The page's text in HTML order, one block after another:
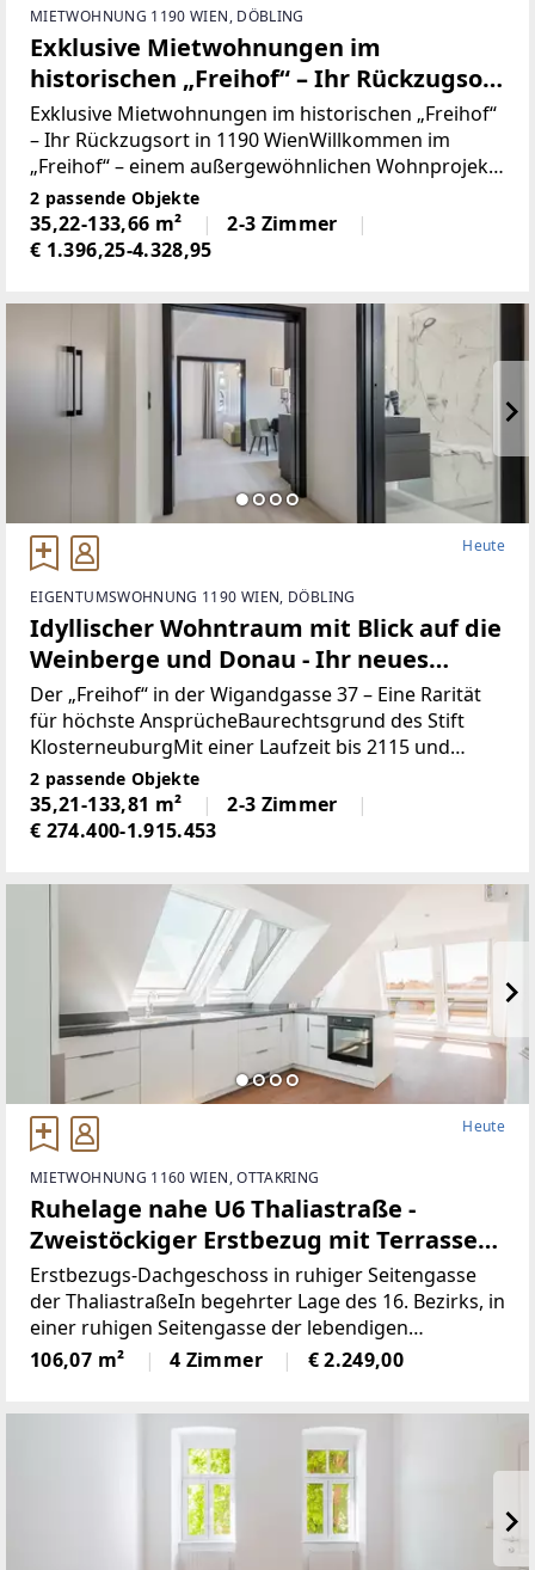
MIETWOHNUNG 1190 WIEN, DÖBLING
Exklusive Mietwohnungen im
historischen „Freihof“ – Ihr Rückzugsort
in 1190 Wien! - JETZT ZUSCHLAGEN
Exklusive Mietwohnungen im historischen „Freihof“
– Ihr Rückzugsort in 1190 WienWillkommen im
„Freihof“ – einem außergewöhnlichen Wohnprojekt,
das Geschichte, Charme und modernen
Wohnkomfort miteinander verbindet. Eingebettet in
die malerischen
2 passende Objekte
35,22-133,66 m²
2-3 Zimmer
€ 1.396,25-4.328,95
Heute
EIGENTUMSWOHNUNG 1190 WIEN, DÖBLING
Idyllischer Wohntraum mit Blick auf die
Weinberge und Donau - Ihr neues
Zuhause im "Freihof"!
Der „Freihof“ in der Wigandgasse 37 – Eine Rarität
für höchste AnsprücheBaurechtsgrund des Stift
KlosterneuburgMit einer Laufzeit bis 2115 und
einem außergewöhnlich niedrigen Baurechtszins
von ca. 0,77 €/m² monatlich bietet dieses Projekt
2 passende Objekte
35,21-133,81 m²
2-3 Zimmer
€ 274.400-1.915.453
Heute
MIETWOHNUNG 1160 WIEN, OTTAKRING
Ruhelage nahe U6 Thaliastraße -
Zweistöckiger Erstbezug mit Terrasse
und Weitblick! WG-geeignet!
Erstbezugs-Dachgeschoss in ruhiger Seitengasse
der ThaliastraßeIn begehrter Lage des 16. Bezirks, in
einer ruhigen Seitengasse der lebendigen
Thaliastraße, präsentiert sich dieses
außergewöhnliche Wohnprojekt in der
106,07 m² 4 Zimmer € 2.249,00